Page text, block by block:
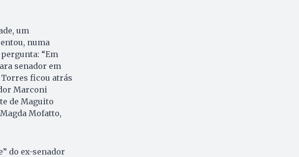
um
numa
“Em
senador em
Torres ficou atrás
Marconi
de Maguito
Mofatto,
do ex-senador